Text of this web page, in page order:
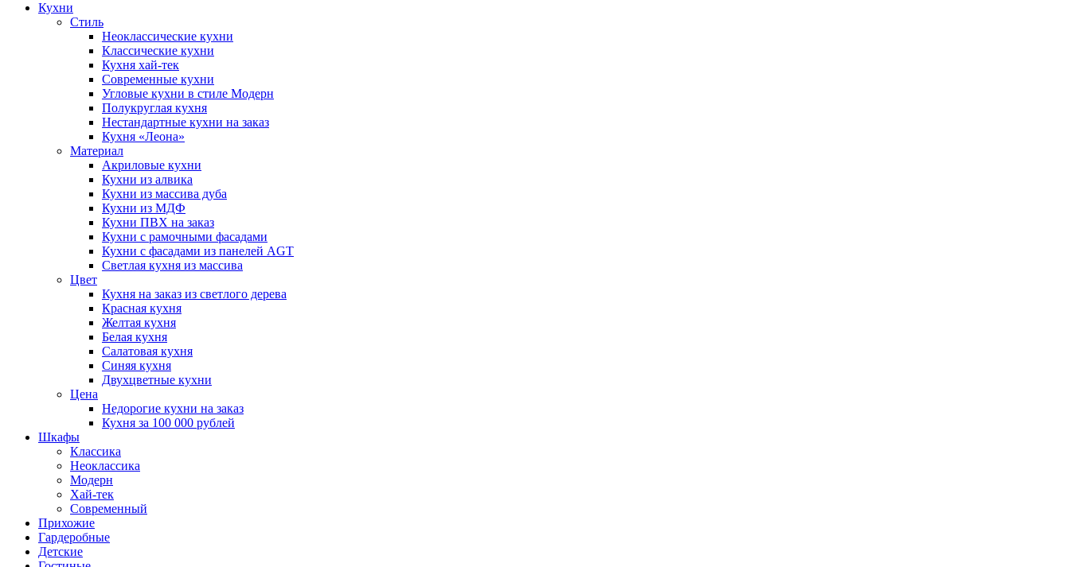
Кухни
Стиль
Неоклассические кухни
Классические кухни
Кухня хай-тек
Современные кухни
Угловые кухни в стиле Модерн
Полукруглая кухня
Нестандартные кухни на заказ
Кухня «Леона»
Материал
Акриловые кухни
Кухни из алвика
Кухни из массива дуба
Кухни из МДФ
Кухни ПВХ на заказ
Кухни с рамочными фасадами
Кухни с фасадами из панелей AGT
Светлая кухня из массива
Цвет
Кухня на заказ из светлого дерева
Красная кухня
Желтая кухня
Белая кухня
Салатовая кухня
Синяя кухня
Двухцветные кухни
Цена
Недорогие кухни на заказ
Кухня за 100 000 рублей
Шкафы
Классика
Неоклассика
Модерн
Хай-тек
Современный
Прихожие
Гардеробные
Детские